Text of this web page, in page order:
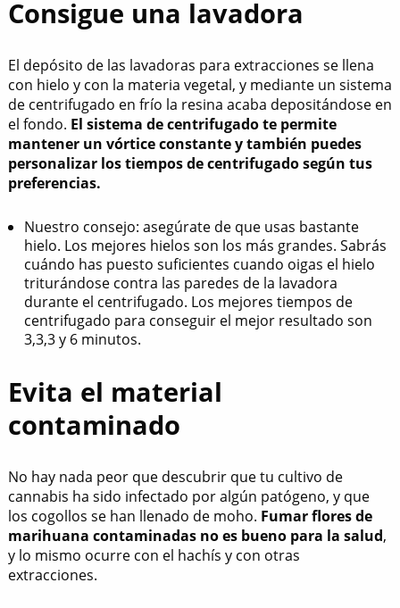
Consigue una lavadora
El depósito de las lavadoras para extracciones se llena
con hielo y con la materia vegetal, y mediante un sistema
de centrifugado en frío la resina acaba depositándose en
el fondo. El sistema de centrifugado te permite
mantener un vórtice constante y también puedes
personalizar los tiempos de centrifugado según tus
preferencias.
Nuestro consejo: asegúrate de que usas bastante
hielo. Los mejores hielos son los más grandes. Sabrás
cuándo has puesto suficientes cuando oigas el hielo
triturándose contra las paredes de la lavadora
durante el centrifugado. Los mejores tiempos de
centrifugado para conseguir el mejor resultado son
3,3,3 y 6 minutos.
Evita el material
contaminado
No hay nada peor que descubrir que tu cultivo de
cannabis ha sido infectado por algún patógeno, y que
los cogollos se han llenado de moho. Fumar flores de
marihuana contaminadas no es bueno para la salud,
y lo mismo ocurre con el hachís y con otras
extracciones.